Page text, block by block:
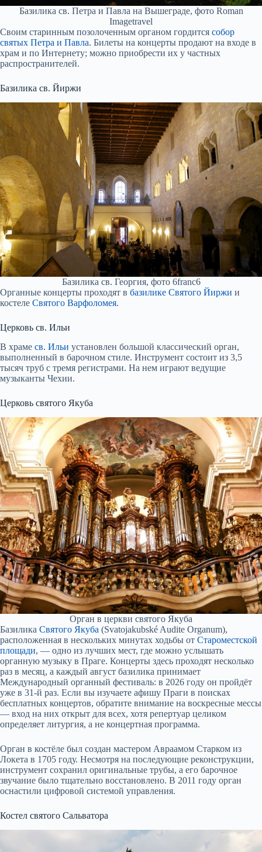
Базилика св. Петра и Павла на Вышеграде, фото Roman
Imagetravel
Своим старинным позолоченным органом гордится собор
святых Петра и Павла. Билеты на концерты продают на входе в
храм и по Интернету; можно приобрести их у частных
распространителей.
Базилика св. Йиржи
Базилика св. Георгия, фото 6franc6
Органные концерты проходят в базилике Святого Йиржи и
костеле Святого Варфоломея.
Церковь св. Ильи
В храме св. Ильи установлен большой классический орган,
выполненный в барочном стиле. Инструмент состоит из 3,5
тысяч труб с тремя регистрами. На нем играют ведущие
музыканты Чехии.
Церковь святого Якуба
Орган в церкви святого Якуба
Базилика Святого Якуба (Svatojakubské Audite Organum),
расположенная в нескольких минутах ходьбы от Староместской
площади, — одно из лучших мест, где можно услышать
органную музыку в Праге. Концерты здесь проходят несколько
раз в месяц, а каждый август базилика принимает
Международный органный фестиваль: в 2026 году он пройдёт
уже в 31-й раз. Если вы изучаете афишу Праги в поисках
бесплатных концертов, обратите внимание на воскресные мессы
— вход на них открыт для всех, хотя репертуар целиком
определяет литургия, а не концертная программа.
Орган в костёле был создан мастером Авраамом Старком из
Локета в 1705 году. Несмотря на последующие реконструкции,
инструмент сохранил оригинальные трубы, а его барочное
звучание было тщательно восстановлено. В 2011 году орган
оснастили цифровой системой управления.
Костел святого Сальватора